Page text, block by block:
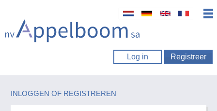
Log in Registreer
INLOGGEN OF REGISTREREN